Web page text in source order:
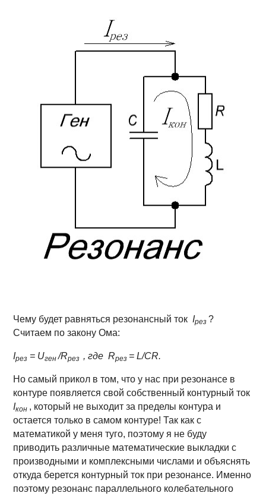
Чему будет равняться резонансный ток Iрез ?
Считаем по закону Ома:
Iрез = Uген/Rрез, где Rрез = L/CR.
Но самый прикол в том, что у нас при резонансе в
контуре появляется свой собственный контурный ток
Iкон , который не выходит за пределы контура и
остается только в самом контуре! Так как с
математикой у меня туго, поэтому я не буду
приводить различные математические выкладки с
производными и комплексными числами и объяснять
откуда берется контурный ток при резонансе. Именно
поэтому резонанс параллельного колебательного